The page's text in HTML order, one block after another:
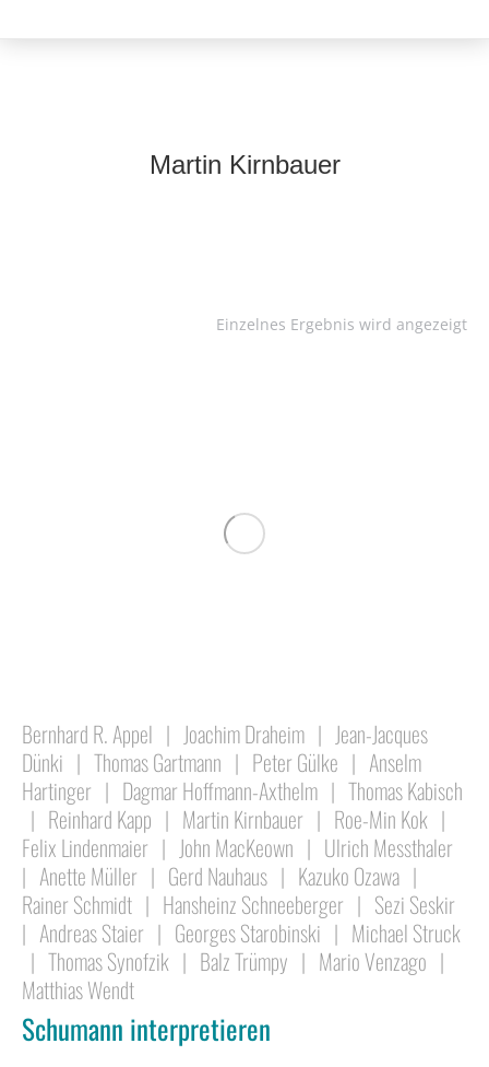
Martin Kirnbauer
Einzelnes Ergebnis wird angezeigt
Bernhard R. Appel | Joachim Draheim | Jean-Jacques
Dünki | Thomas Gartmann | Peter Gülke | Anselm
Hartinger | Dagmar Hoffmann-Axthelm | Thomas Kabisch
| Reinhard Kapp | Martin Kirnbauer | Roe-Min Kok |
Felix Lindenmaier | John MacKeown | Ulrich Messthaler
| Anette Müller | Gerd Nauhaus | Kazuko Ozawa |
Rainer Schmidt | Hansheinz Schneeberger | Sezi Seskir
| Andreas Staier | Georges Starobinski | Michael Struck
| Thomas Synofzik | Balz Trümpy | Mario Venzago |
Matthias Wendt
Schumann interpretieren